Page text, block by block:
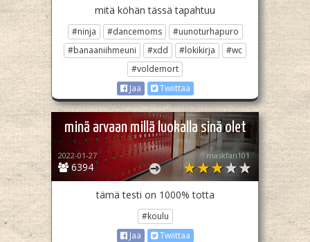
mitä köhän tässä tapahtuu
#ninja #dancemoms
#uunoturhapuro
#banaaniihmeuni
#xdd #lokikirja
#wc
#voldemort
Jaa
Twiittaa
minä arvaan millä luokalla sinä olet
6394
2022-01-27 maskfan101
tämä testi on 1000% totta
#koulu
Jaa
Twiittaa